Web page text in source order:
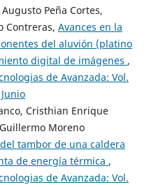
Peña Cortes,
Contreras, Avances en la
del aluvión (platino
digital de imágenes ,
de Avanzada: Vol.
Cristhian Enrique
Moreno
tambor de una caldera
de energía térmica ,
de Avanzada: Vol.